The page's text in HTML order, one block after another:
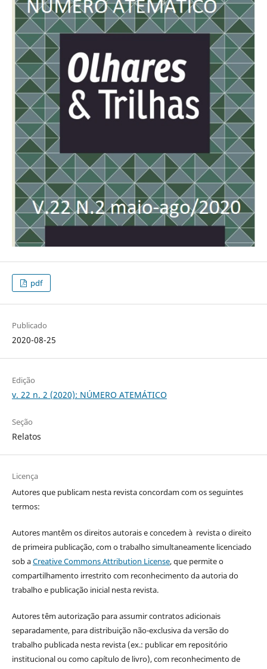
pdf
Publicado
2020-08-25
Edição
v. 22 n. 2 (2020): NÚMERO ATEMÁTICO
Seção
Relatos
Licença
Autores que publicam nesta revista concordam com os seguintes
termos:
Autores mantêm os direitos autorais e concedem à revista o direito
de primeira publicação, com o trabalho simultaneamente licenciado
sob aCreative Commons Attribution License, que permite o
compartilhamento irrestrito com reconhecimento da autoria do
trabalho e publicação inicial nesta revista.
Autores têm autorização para assumir contratos adicionais
separadamente, para distribuição não-exclusiva da versão do
trabalho publicada nesta revista (ex.: publicar em repositório
institucional ou como capítulo de livro), com reconhecimento de